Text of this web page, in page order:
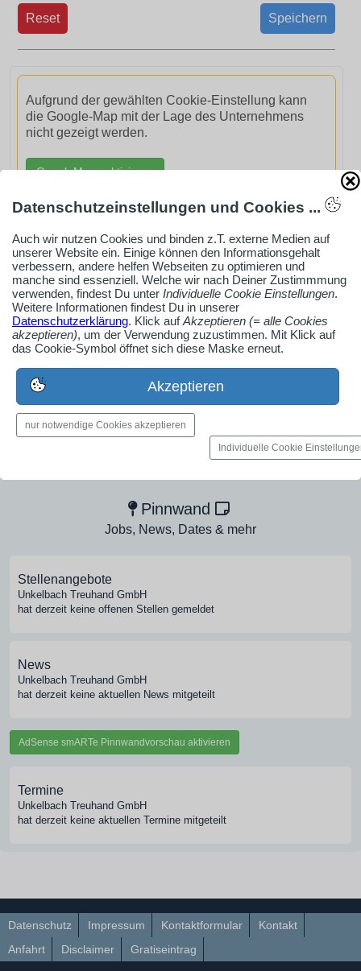
Speichern
Reset
Aufgrund der gewählten Cookie-Einstellung kann
die Google-Map mit der Lage des Unternehmens
nicht gezeigt werden.
GoogleMaps aktivieren
AdSense smARTe inArticle-Anzeige aktivieren
Ob Solo-Selbsständiger, Handwerksbetrieb oder
Industrieunternehmen
Erstelle jetzt ein gratis Firmenprofil für dein Unternehmen:
jetzt registrieren
Medien-Galerie
Pinnwand
Jobs, News, Dates & mehr
Stellenangebote
Unkelbach Treuhand GmbH
hat derzeit keine offenen Stellen gemeldet
News
Unkelbach Treuhand GmbH
hat derzeit keine aktuellen News mitgeteilt
AdSense smARTe Pinnwandvorschau aktivieren
Termine
Unkelbach Treuhand GmbH
hat derzeit keine aktuellen Termine mitgeteilt
Datenschutz Impressum Kontaktformular
Kontakt
Anfahrt
Disclaimer Gratiseintrag
Datenschutzeinstellungen und Cookies ...
Auch wir nutzen Cookies und binden z.T. externe Medien auf
unserer Website ein. Einige können den Informationsgehalt
verbessern, andere helfen Webseiten zu optimieren und
manche sind essenziell. Welche wir nach Deiner Zustimmmung
verwenden, findest Du unter Individuelle Cookie Einstellungen.
Weitere Informationen findest Du in unserer
Datenschutzerklärung. Klick aufAkzeptieren (= alle Cookies
akzeptieren), um der Verwendung zuzustimmen. Mit Klick auf
das Cookie-Symbol öffnet sich diese Maske erneut.
Akzeptieren
nur notwendige Cookies akzeptieren
Individuelle Cookie